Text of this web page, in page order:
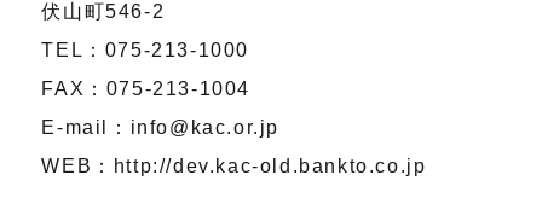
伏山町546-2
TEL：075-213-1000
FAX：075-213-1004
E-mail：info@kac.or.jp
WEB：http://dev.kac-old.bankto.co.jp